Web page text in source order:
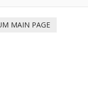
MAIN PAGE